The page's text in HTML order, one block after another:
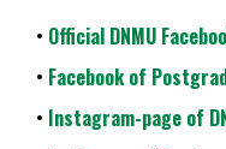
• Official DNMU
• Facebook of
• Instagram-page of